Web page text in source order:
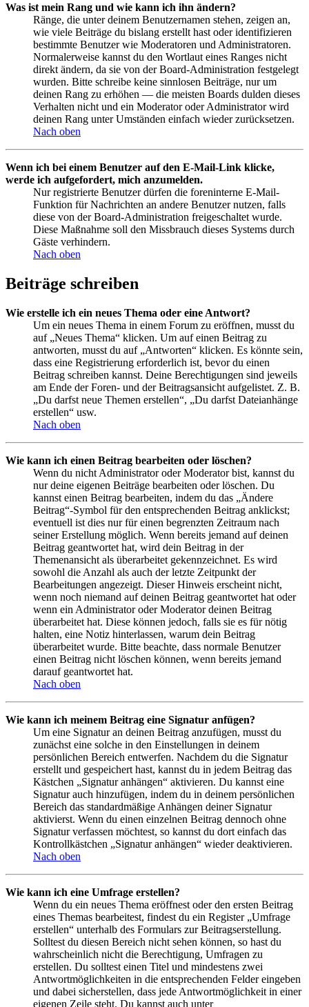
Was ist mein Rang und wie kann ich ihn ändern?
Ränge, die unter deinem Benutzernamen stehen, zeigen an,
wie viele Beiträge du bislang erstellt hast oder identifizieren
bestimmte Benutzer wie Moderatoren und Administratoren.
Normalerweise kannst du den Wortlaut eines Ranges nicht
direkt ändern, da sie von der Board-Administration festgelegt
wurden. Bitte schreibe keine sinnlosen Beiträge, nur um
deinen Rang zu erhöhen — die meisten Boards dulden dieses
Verhalten nicht und ein Moderator oder Administrator wird
deinen Rang unter Umständen einfach wieder zurücksetzen.
Nach oben
Wenn ich bei einem Benutzer auf den E-Mail-Link klicke,
werde ich aufgefordert, mich anzumelden.
Nur registrierte Benutzer dürfen die foreninterne E-Mail-
Funktion für Nachrichten an andere Benutzer nutzen, falls
diese von der Board-Administration freigeschaltet wurde.
Diese Maßnahme soll den Missbrauch dieses Systems durch
Gäste verhindern.
Nach oben
Beiträge schreiben
Wie erstelle ich ein neues Thema oder eine Antwort?
Um ein neues Thema in einem Forum zu eröffnen, musst du
auf „Neues Thema“ klicken. Um auf einen Beitrag zu
antworten, musst du auf „Antworten“ klicken. Es könnte sein,
dass eine Registrierung erforderlich ist, bevor du einen
Beitrag schreiben kannst. Deine Berechtigungen sind jeweils
am Ende der Foren- und der Beitragsansicht aufgelistet. Z. B.
„Du darfst neue Themen erstellen“, „Du darfst Dateianhänge
erstellen“ usw.
Nach oben
Wie kann ich einen Beitrag bearbeiten oder löschen?
Wenn du nicht Administrator oder Moderator bist, kannst du
nur deine eigenen Beiträge bearbeiten oder löschen. Du
kannst einen Beitrag bearbeiten, indem du das „Ändere
Beitrag“-Symbol für den entsprechenden Beitrag anklickst;
eventuell ist dies nur für einen begrenzten Zeitraum nach
seiner Erstellung möglich. Wenn bereits jemand auf deinen
Beitrag geantwortet hat, wird dein Beitrag in der
Themenansicht als überarbeitet gekennzeichnet. Es wird
sowohl die Anzahl als auch der letzte Zeitpunkt der
Bearbeitungen angezeigt. Dieser Hinweis erscheint nicht,
wenn noch niemand auf deinen Beitrag geantwortet hat oder
wenn ein Administrator oder Moderator deinen Beitrag
überarbeitet hat. Diese können jedoch, falls sie es für nötig
halten, eine Notiz hinterlassen, warum dein Beitrag
überarbeitet wurde. Bitte beachte, dass normale Benutzer
einen Beitrag nicht löschen können, wenn bereits jemand
darauf geantwortet hat.
Nach oben
Wie kann ich meinem Beitrag eine Signatur anfügen?
Um eine Signatur an deinen Beitrag anzufügen, musst du
zunächst eine solche in den Einstellungen in deinem
persönlichen Bereich entwerfen. Nachdem du die Signatur
erstellt und gespeichert hast, kannst du in jedem Beitrag das
Kästchen „Signatur anhängen“ aktivieren. Du kannst eine
Signatur auch hinzufügen, indem du in deinem persönlichen
Bereich das standardmäßige Anhängen deiner Signatur
aktivierst. Wenn du einen einzelnen Beitrag dennoch ohne
Signatur verfassen möchtest, so kannst du dort einfach das
Kontrollkästchen „Signatur anhängen“ wieder deaktivieren.
Nach oben
Wie kann ich eine Umfrage erstellen?
Wenn du ein neues Thema eröffnest oder den ersten Beitrag
eines Themas bearbeitest, findest du ein Register „Umfrage
erstellen“ unterhalb des Formulars zur Beitragserstellung.
Solltest du diesen Bereich nicht sehen können, so hast du
wahrscheinlich nicht die Berechtigung, Umfragen zu
erstellen. Du solltest einen Titel und mindestens zwei
Antwortmöglichkeiten in die entsprechenden Felder eingeben
und dabei sicherstellen, dass jede Antwortmöglichkeit in einer
eigenen Zeile steht. Du kannst auch unter